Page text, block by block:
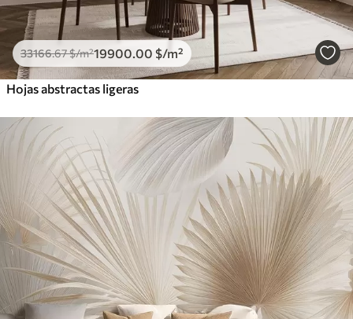
33166.67$/m²19900 .00 $/m²
Hojas abstractas ligeras